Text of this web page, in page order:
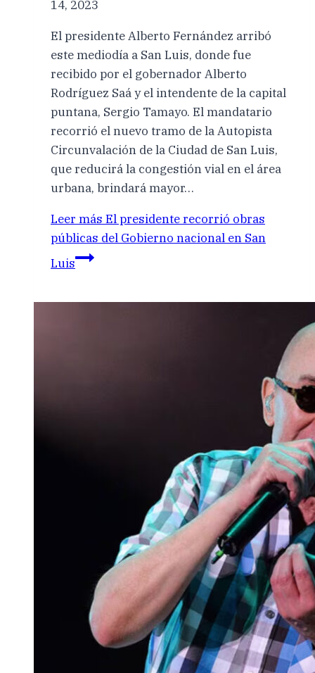
14, 2023
El presidente Alberto Fernández arribó
este mediodía a San Luis, donde fue
recibido por el gobernador Alberto
Rodríguez Saá y el intendente de la capital
puntana, Sergio Tamayo. El mandatario
recorrió el nuevo tramo de la Autopista
Circunvalación de la Ciudad de San Luis,
que reducirá la congestión vial en el área
urbana, brindará mayor…
Leer más El presidente recorrió obras
públicas del Gobierno nacional en San
Luis